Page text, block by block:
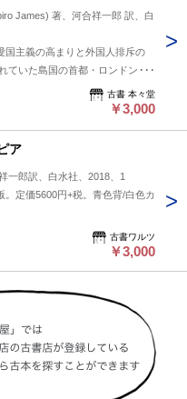
James) 著、河合祥一郎 訳、白
国主義の高まりと外国人排斥の
ていた島国の首都・ロンドンを
ベス』が書かれた背景を政治的
あざやかに甦らせる「歴史読み
態です。 本体しっかりしており
隣にある送料欄をご参照くださ
々堂海外文学関係 本々堂人文・
古書 本々堂
￥3,000
ア
一郎訳、白水社、2018、1
。定価5600円+税。青色背/白色カ
古書ワルツ
￥3,000